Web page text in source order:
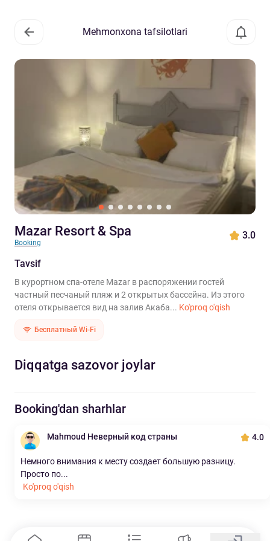
Mehmonxona tafsilotlari
Mazar Resort & Spa
Booking
3.0
Tavsif
В курортном спа-отеле Mazar в распоряжении гостей
частный песчаный пляж и 2 открытых бассейна. Из этого
отеля открывается вид на залив Акаба... Ko'proq o'qish
Бесплатный Wi-Fi
Diqqatga sazovor joylar
Booking'dan sharhlar
Mahmoud Неверный код страны 4.0
Немного внимания к месту создает большую разницу.
Просто по...
Ko'proq o'qish